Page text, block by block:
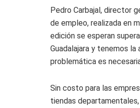
Pedro Carbajal, director
de empleo, realizada en
edición se esperan
Guadalajara y tenemos
problemática es
Sin costo para las
tiendas